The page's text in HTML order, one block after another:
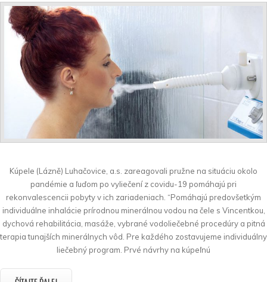
Kúpele (Lázně) Luhačovice, a.s. zareagovali pružne na situáciu okolo
pandémie a ľuďom po vyliečení z covidu-19 pomáhajú pri
rekonvalescencii pobyty v ich zariadeniach. “Pomáhajú predovšetkým
individuálne inhalácie prírodnou minerálnou vodou na čele s Vincentkou,
dychová rehabilitácia, masáže, vybrané vodoliečebné procedúry a pitná
terapia tunajších minerálnych vôd. Pre každého zostavujeme individuálny
liečebný program. Prvé návrhy na kúpeľnú